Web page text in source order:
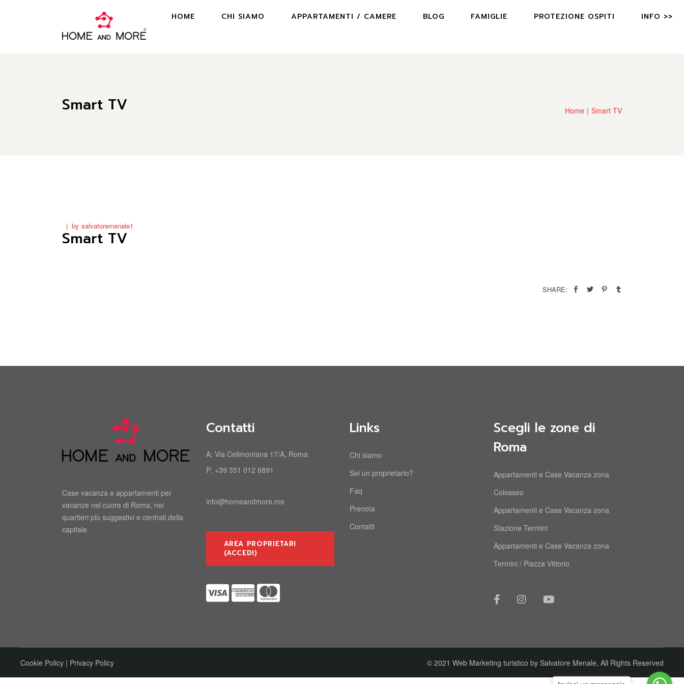
HOME CHI SIAMO APPARTAMENTI / CAMERE BLOG FAMIGLIE PROTEZIONE OSPITI INFO >>
PROPRIETARIO?
Smart TV Home Smart TV
by salvatoremenale1
Smart TV
SHARE:
Case vacanza e appartamenti per
vacanze nel cuore di Roma, nei
quartieri più suggestivi e centrali della
capitale.
Contatti
A: Via Celimontana 17/A, Roma
P: +39 351 012 6891
info@homeandmore.me
AREA PROPRIETARI
(ACCEDI)
Links
Chi siamo
Sei un proprietario?
Faq
Prenota
Contatti
Scegli le zone di
Roma
Appartamenti e Case Vacanza zona
Colosseo
Appartamenti e Case Vacanza zona
Stazione Termini
Appartamenti e Case Vacanza zona
Termini / Piazza Vittorio
Cookie Policy | Privacy Policy © 2021 Web Marketing turistico by Salvatore Menale, All Rights Reserved